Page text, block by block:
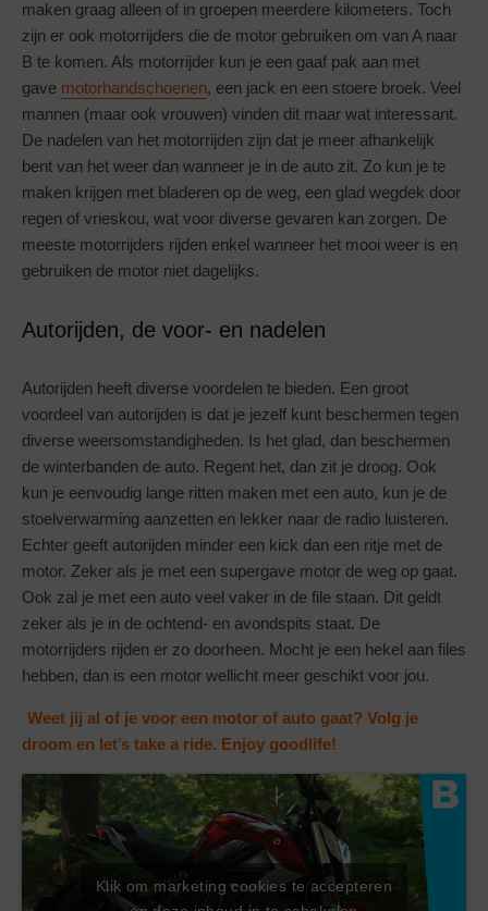
maken graag alleen of in groepen meerdere kilometers. Toch
zijn er ook motorrijders die de motor gebruiken om van A naar
B te komen. Als motorrijder kun je een gaaf pak aan met
gave motorhandschoenen, een jack en een stoere broek. Veel
mannen (maar ook vrouwen) vinden dit maar wat interessant.
De nadelen van het motorrijden zijn dat je meer afhankelijk
bent van het weer dan wanneer je in de auto zit. Zo kun je te
maken krijgen met bladeren op de weg, een glad wegdek door
regen of vrieskou, wat voor diverse gevaren kan zorgen. De
meeste motorrijders rijden enkel wanneer het mooi weer is en
gebruiken de motor niet dagelijks.
Autorijden, de voor- en nadelen
Autorijden heeft diverse voordelen te bieden. Een groot
voordeel van autorijden is dat je jezelf kunt beschermen tegen
diverse weersomstandigheden. Is het glad, dan beschermen
de winterbanden de auto. Regent het, dan zit je droog. Ook
kun je eenvoudig lange ritten maken met een auto, kun je de
stoelverwarming aanzetten en lekker naar de radio luisteren.
Echter geeft autorijden minder een kick dan een ritje met de
motor. Zeker als je met een supergave motor de weg op gaat.
Ook zal je met een auto veel vaker in de file staan. Dit geldt
zeker als je in de ochtend- en avondspits staat. De
motorrijders rijden er zo doorheen. Mocht je een hekel aan files
hebben, dan is een motor wellicht meer geschikt voor jou.
Weet jij al of je voor een motor of auto gaat? Volg je
droom en let’s take a ride. Enjoy goodlife!
Klik om marketing cookies te accepteren